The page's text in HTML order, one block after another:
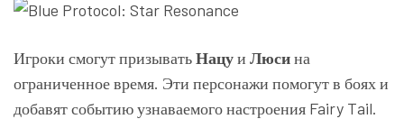
Игроки смогут призыватьНацуи Люсина
ограниченное время. Эти персонажи помогут в боях и
добавят событию узнаваемого настроения Fairy Tail.